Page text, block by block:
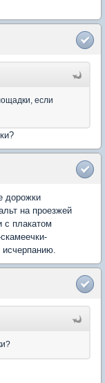
если
дорожки
на проезжей
с плакатом
исчерпанию.